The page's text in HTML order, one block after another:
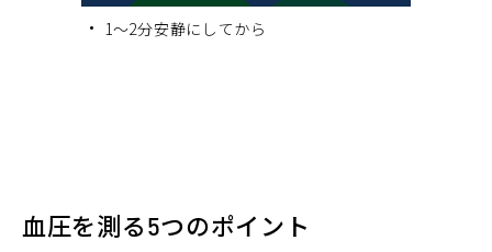
1～2分安静にしてから
血圧を測る5つのポイント